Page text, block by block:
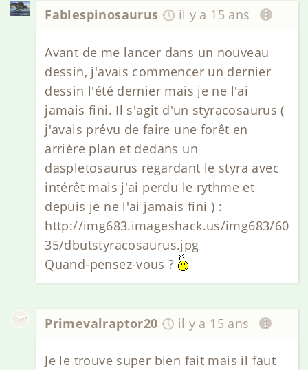
Fablespinosaurus il y a 15 ans
Avant de me lancer dans un nouveau
dessin, j'avais commencer un dernier
dessin l'été dernier mais je ne l'ai
jamais fini. Il s'agit d'un styracosaurus (
j'avais prévu de faire une forêt en
arrière plan et dedans un
daspletosaurus regardant le styra avec
intérêt mais j'ai perdu le rythme et
depuis je ne l'ai jamais fini ) :
http://img683.imageshack.us/img683/60
35/dbutstyracosaurus.jpg
Quand-pensez-vous ?
Primevalraptor20 il y a 15 ans
Je le trouve super bien fait mais il faut